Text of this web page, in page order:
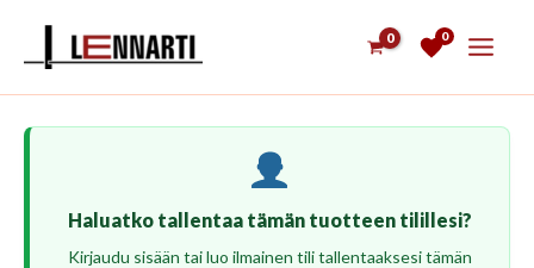
0
Haluatko tallentaa tämän tuotteen tilillesi?
Kirjaudu sisään tai luo ilmainen tili tallentaaksesi tämän